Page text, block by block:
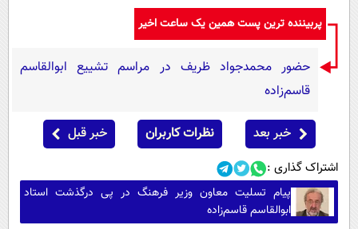
پربیننده ترین پست همین یک ساعت اخیر
حضور محمدجواد ظریف در مراسم تشییع ابوالقاسم
قاسم‌زاده
خبر بعد نظرات کاربران خبر قبل
اشتراک گذاری :
پیام تسلیت معاون وزیر فرهنگ در پی درگذشت استاد
ابوالقاسم قاسم‌زاده